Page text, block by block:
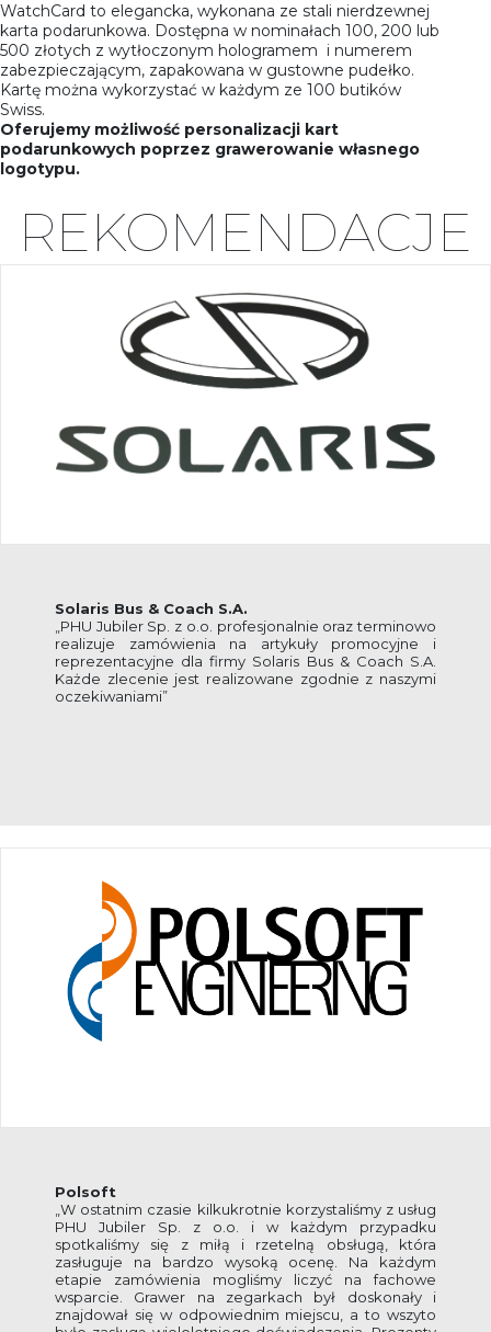
WatchCard to elegancka, wykonana ze stali nierdzewnej
karta podarunkowa. Dostępna w nominałach 100, 200 lub
500 złotych z wytłoczonym hologramem i numerem
zabezpieczającym, zapakowana w gustowne pudełko.
Kartę można wykorzystać w każdym ze 100 butików
Swiss.
Oferujemy możliwość personalizacji kart
podarunkowych poprzez grawerowanie własnego
logotypu.
REKOMENDACJE
Solaris Bus & Coach S.A.
„PHU Jubiler Sp. z o.o. profesjonalnie oraz terminowo
realizuje zamówienia na artykuły promocyjne i
reprezentacyjne dla firmy Solaris Bus & Coach S.A.
Każde zlecenie jest realizowane zgodnie z naszymi
oczekiwaniami”
Polsoft
„W ostatnim czasie kilkukrotnie korzystaliśmy z usług
PHU Jubiler Sp. z o.o. i w każdym przypadku
spotkaliśmy się z miłą i rzetelną obsługą, która
zasługuje na bardzo wysoką ocenę. Na każdym
etapie zamówienia mogliśmy liczyć na fachowe
wsparcie. Grawer na zegarkach był doskonały i
znajdował się w odpowiednim miejscu, a to wszyto